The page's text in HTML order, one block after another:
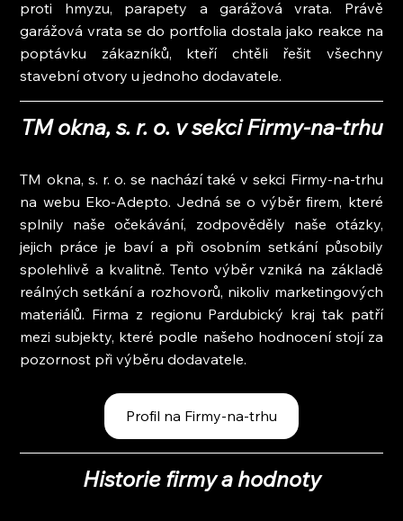
proti hmyzu, parapety a garážová vrata. Právě
garážová vrata se do portfolia dostala jako reakce na
poptávku zákazníků, kteří chtěli řešit všechny
stavební otvory u jednoho dodavatele.
TM okna, s. r. o. v sekci Firmy-na-trhu
TM okna, s. r. o. se nachází také v sekci Firmy-na-trhu
na webu Eko-Adepto. Jedná se o výběr firem, které
splnily naše očekávání, zodpověděly naše otázky,
jejich práce je baví a při osobním setkání působily
spolehlivě a kvalitně. Tento výběr vzniká na základě
reálných setkání a rozhovorů, nikoliv marketingových
materiálů. Firma z regionu Pardubický kraj tak patří
mezi subjekty, které podle našeho hodnocení stojí za
pozornost při výběru dodavatele.
Profil na Firmy-na-trhu
Historie firmy a hodnoty